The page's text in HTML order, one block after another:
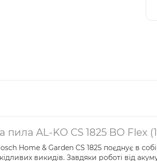
AL-KO CS 1825 BO Flex
Home & Garden CS 1825 поєднує в
викидів. Завдяки роботі від